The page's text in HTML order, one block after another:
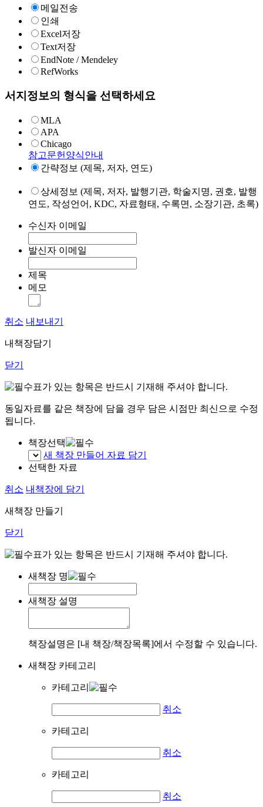
메일전송
인쇄
Excel저장
Text저장
EndNote / Mendeley
RefWorks
서지정보의 형식을 선택하세요
MLA
APA
Chicago
참고문헌양식안내
간략정보 (제목, 저자, 연도)
상세정보 (제목, 저자, 발행기관, 학술지명, 권호, 발행
연도, 작성언어, KDC, 자료형태, 수록면, 소장기관, 초록)
수신자 이메일
발신자 이메일
제목
메모
취소 내보내기
내책장담기
닫기
표가 있는 항목은 반드시 기재해 주셔야 합니다.
동일자료를 같은 책장에 담을 경우 담은 시점만 최신으로 수정
됩니다.
책장선택
새 책장 만들어 자료 담기
선택한 자료
취소 내책장에 담기
새책장 만들기
닫기
표가 있는 항목은 반드시 기재해 주셔야 합니다.
새책장 명
새책장 설명
책장설명은 [내 책장/책장목록]에서 수정할 수 있습니다.
새책장 카테고리
카테고리
취소
카테고리
취소
카테고리
취소